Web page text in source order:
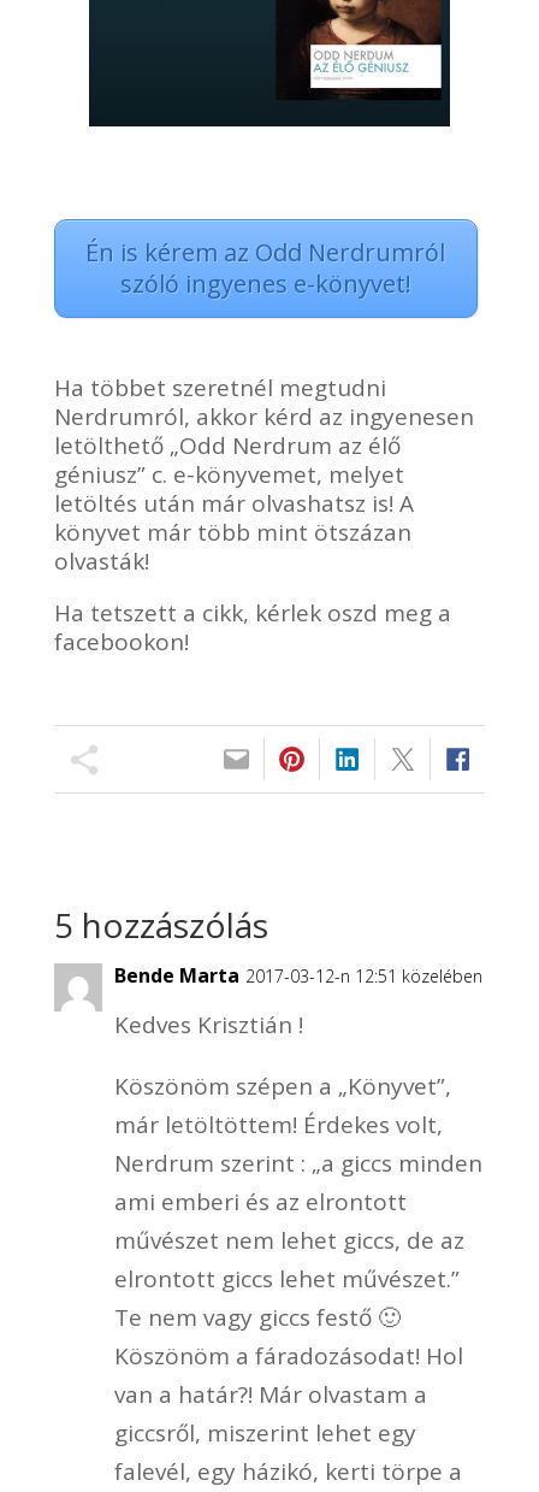
Én is kérem az Odd Nerdrumról
szóló ingyenes e-könyvet!
Ha többet szeretnél megtudni
Nerdrumról, akkor kérd az ingyenesen
letölthető „Odd Nerdrum az élő
géniusz” c. e-könyvemet, melyet
letöltés után már olvashatsz is! A
könyvet már több mint ötszázan
olvasták!
Ha tetszett a cikk, kérlek oszd meg a
facebookon!
5 hozzászólás
Bende Marta 2017-03-12-n 12:51 közelében
Kedves Krisztián !
Köszönöm szépen a „Könyvet”,
már letöltöttem! Érdekes volt,
Nerdrum szerint : „a giccs minden
ami emberi és az elrontott
művészet nem lehet giccs, de az
elrontott giccs lehet művészet.”
Te nem vagy giccs festő 🙂
Köszönöm a fáradozásodat! Hol
van a határ?! Már olvastam a
giccsről, miszerint lehet egy
falevél, egy házikó, kerti törpe a